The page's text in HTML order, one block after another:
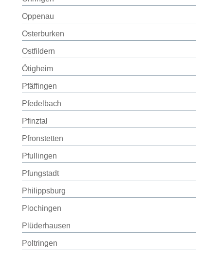
Oppenau
Osterburken
Ostfildern
Ötigheim
Pfäffingen
Pfedelbach
Pfinztal
Pfronstetten
Pfullingen
Pfungstadt
Philippsburg
Plochingen
Plüderhausen
Poltringen